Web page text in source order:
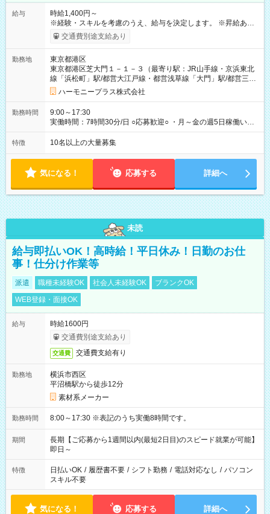
給与
時給1,400円～
※経験・スキルを考慮のうえ、給与を決定します。 ※昇給あり
（勤務実績・評価による） ※残業が発生した場合は、時間外手
当を全額支給します。 ※交通費支給（月額上限50,000円／当社
間中も給与・待遇に変更はありません。 【試用期間】試用期間
あり 試用期間の長さ：1ヶ月 雇用形態、給与は本採用時と同じ
です。 試用期間中は、健康保険などの福利厚生の一部が制限さ
れる可能性があります。
交通費別途支給あり
勤務地
東京都港区
東京都港区芝大門１－１－３（最寄り駅：JR山手線・京浜東北
線「浜松町」駅/都営大江戸線・都営浅草線「⼤⾨」駅/都営三田
線「御成⾨」駅）
ハーモニープラス株式会社
勤務時間
9:00～17:30
実働時間：7時間30分/日 ○応募歓迎○ ・月～金の週5日稼働いた
だける方 ・実働時間：7.5時間（休憩1時間）
特徴 10名以上の大量募集
気になる！ 応募する 詳細へ
未読
給与即払いOK！高時給！平日休み！日勤のお仕
事！仕分け作業等
派遣 職種未経験OK 社会人未経験OK
ブランクOK
WEB登録・面接OK
給与
時給1600円
交通費別途支給あり
交通費 交通費支給有り
勤務地
横浜市西区
平沼橋駅から徒歩12分
素材系メーカー
勤務時間 8:00～17:30 ※表記のうち実働8時間です。
期間
長期【ご応募から1週間以内(最短2日目)のスピード就業が可能】
即日～
特徴 日払いOK / 履歴書不要 / シフト勤務 / 電話対応なし / パソコン
スキル不要
気になる！ 応募する 詳細へ